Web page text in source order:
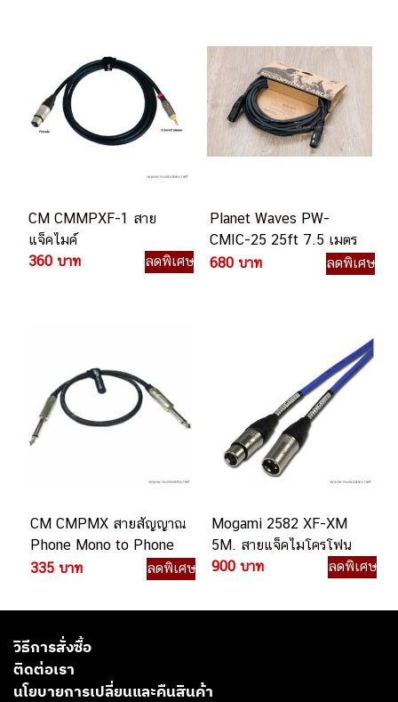
CM CMMPXF-1 สาย
แจ็คไมค์
360 บาท
ลดพิเศษ
Planet Waves PW-
CMIC-25 25ft 7.5 เมตร
XLR สายแจ๊คไมค์
680 บาท ลดพิเศษ
CM CMPMX สายสัญญาณ
Phone Mono to Phone
Mono
335 บาท ลดพิเศษ
Mogami 2582 XF-XM
5M. สายแจ็คไมโครโฟน
900 บาท
ลดพิเศษ
วิธีการสั่งซื้อ
ติดต่อเรา
นโยบายการเปลี่ยนและคืนสินค้า